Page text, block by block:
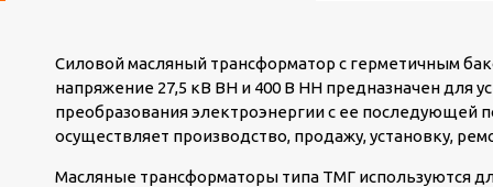
Силовой масляный трансформатор с герметичным
напряжение 27,5 кВ ВН и 400 В НН предназначен для
преобразования электроэнергии с ее последующей
осуществляет производство, продажу, установку,
Масляные трансформаторы типа ТМГ используются